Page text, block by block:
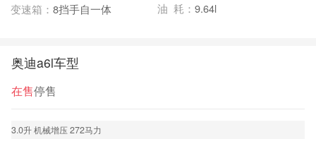
变速箱： 8挡手自一体 油 耗： 9.64l
奥迪a6l车型
在售停售
3.0升 机械增压 272马力